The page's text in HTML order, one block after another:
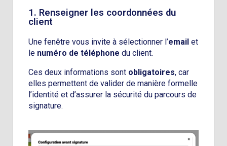
1. Renseigner les coordonnées du
client
Une fenêtre vous invite à sélectionner l’email et
le numéro de téléphone du client.
Ces deux informations sont obligatoires, car
elles permettent de valider de manière formelle
l’identité et d’assurer la sécurité du parcours de
signature.